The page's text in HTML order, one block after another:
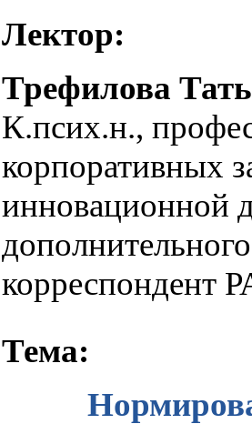
Лектор:
Трефилова
К.псих.н.,
корпоративных
инновационной
корреспондент
Тема: